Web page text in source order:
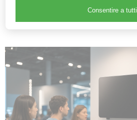
dall'aria di scaricoConsentire a tutti